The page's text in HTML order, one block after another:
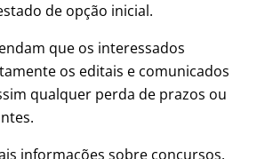
de opção inicial.
que os interessados
os editais e comunicados
qualquer perda de prazos ou
informações sobre concursos.